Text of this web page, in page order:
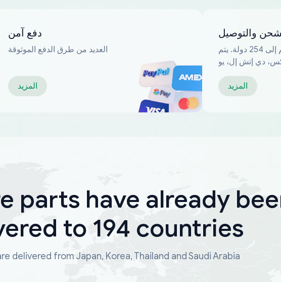
دفع آمن
العديد من طرق الدفع الموثوقة
المزيد
والتوصيل
توصيل سريع حول العالم إلى 254 دولة. يتم
دي إتش إل، يو
بي إس...
المزيد
parts have already
to 194 countries
delivered from Japan, Korea, Thailand and Saudi Arabia